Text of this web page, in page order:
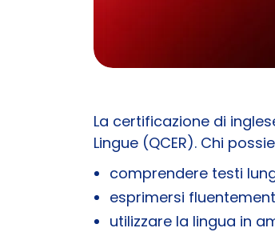
La certificazione di
Lingue (QCER). Chi
comprendere testi
esprimersi
utilizzare la lingua in